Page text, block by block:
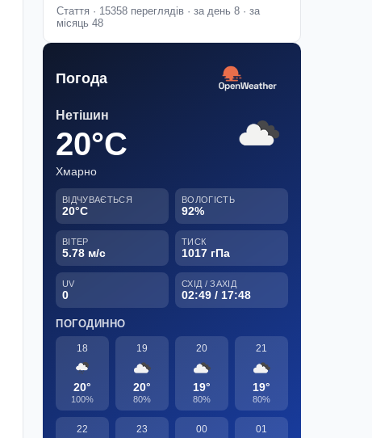
Стаття · 15358 переглядів · за день 8 · за
місяць 48
Погода
Нетішин
20°C
Хмарно
ВІДЧУВАЄТЬСЯ
20°C
ВОЛОГІСТЬ
92%
ВІТЕР
5.78 м/с
ТИСК
1017 гПа
UV
0
СХІД / ЗАХІД
02:49 / 17:48
ПОГОДИННО
18
20°
100%
19
20°
80%
20
19°
80%
21
19°
80%
22 23 00 01